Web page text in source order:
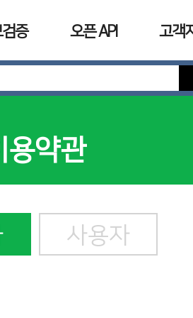
증 오픈 API 고객
용약관
사용자